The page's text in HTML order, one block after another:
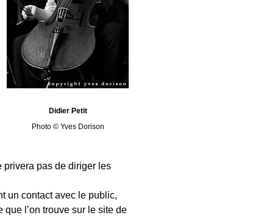
Didier Petit
Photo © Yves Dorison
privera pas de diriger les
un contact avec le public,
l’on trouve sur le site de